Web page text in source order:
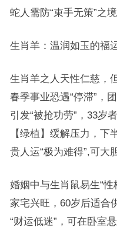
蛇人需防“束手无策”之
生肖羊：温润如玉的福
生肖羊之人天性仁慈，
春季事业恐遇“停滞”，
引发“被抢功劳”，33岁
【绿植】缓解压力，下
贵人运“极为难得”,可大
婚姻中与生肖鼠易生“
家宅兴旺，60岁后适合
“财运低迷”，可在卧室